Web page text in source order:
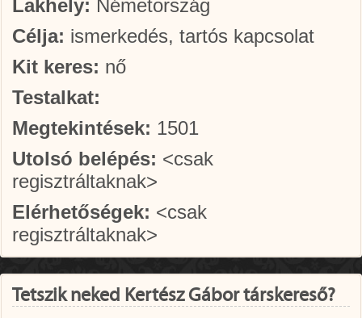
Lakhely: Németország
Célja: ismerkedés, tartós kapcsolat
Kit keres: nő
Testalkat:
Megtekintések: 1501
Utolsó belépés: <csak
regisztráltaknak>
Elérhetőségek: <csak
regisztráltaknak>
Tetszik neked Kertész Gábor társkereső?